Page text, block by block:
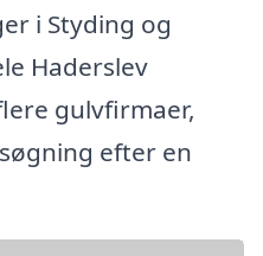
i Styding og
Haderslev
gulvfirmaer,
efter en